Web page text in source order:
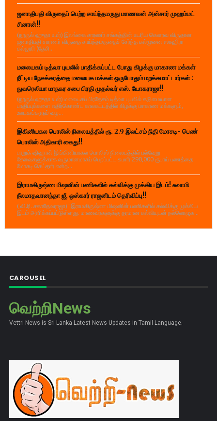
ஜனாதிபதி விருதைப் பெற்ற சாய்ந்தமருது மாணவன் அன்சார் முஹம்மட்
சினான்!!
(நூருல் ஹுதா உமர்) இலங்கை சாரணர் சங்கத்தின் உயரிய கௌரவ விருதான
ஜனாதிபதி சாரணர் விருதை சாய்ந்தமருதைச் சேர்ந்த கல்முனை ஸாஹிரா
கல்லூரி (தேசி...
மலையகம் டித்வா புயலில் பாதிக்கப்பட்ட போது கிழக்கு மாகாண மக்கள்
நீட்டிய நேசக்கரத்தை மலையக மக்கள் ஒருபோதும் மறக்கமாட்டார்கள் :
நுவரெலியா மாநகர சபை பிரதி முதல்வர் எஸ். யோகராஜா!!
(நூருல் ஹுதா உமர்) மலையகப் பிரதேசம் டித்வா புயலில் கடுமையான
பாதிப்புக்களை எதிர்கொண்ட காலகட்டத்தில் கிழக்கு மாகாண மக்களும்,
ஊடகங்களும் வழ...
இகினியகல பொலிஸ் நிலையத்தில் ரூ. 2.9 இலட்சம் நிதி மோசடி- பெண்
பொலிஸ் அதிகாரி கைது!!
பாறுக் ஷிஹான் இங்கினியாகல பொலிஸ் நிலையத்தில் பல்வேறு
சேவைகளுக்காக வருமானமாகப் பெறப்பட்ட சுமார் 290,000 ரூபாய் பணத்தை
மோசடி செய்தார் என்ற...
இராமகிருஷ்ண மிஷனின் பணிகளில் கல்விக்கு முக்கிய இடம்! சுவாமி
நீலமாதவானந்தா ஜீ, ஒஸ்கார் ராஜனிடம் தெரிவிப்பு!!
( வி.ரி. சகாதேவராஜா) "இராமகிருஷ்ண மிஷனின் பணிகளில் கல்விக்கு முக்கிய
இடம் அளிக்கப்பட்டுள்ளது. மாணவர்களுக்கு தரமான கல்வியுடன் நல்லொழுக...
CAROUSEL
வெற்றிNews
Vettri News is Sri Lanka Latest News Updates in Tamil Language.